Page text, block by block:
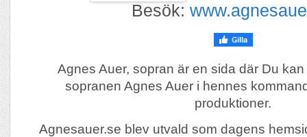
Besök:
Agnes Auer, sopran är en sida där Du
sopranen Agnes Auer i hennes
produktioner.
Agnesauer.se blev utvald som dagens